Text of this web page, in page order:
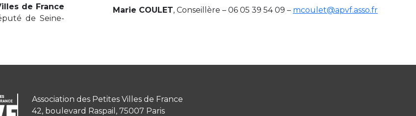
de France
de Seine-
Marie COULET, Conseillère – 06 05 39 54 09 – mcoulet@apvf.asso.fr
Association des Petites Villes de France
42, boulevard Raspail, 75007 Paris